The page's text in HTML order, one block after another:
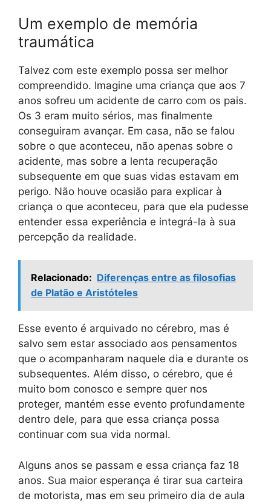
Um exemplo de memória
traumática
Talvez com este exemplo possa ser melhor
compreendido. Imagine uma criança que aos 7
anos sofreu um acidente de carro com os pais.
Os 3 eram muito sérios, mas finalmente
conseguiram avançar. Em casa, não se falou
sobre o que aconteceu, não apenas sobre o
acidente, mas sobre a lenta recuperação
subsequente em que suas vidas estavam em
perigo. Não houve ocasião para explicar à
criança o que aconteceu, para que ela pudesse
entender essa experiência e integrá-la à sua
percepção da realidade.
Relacionado: Diferenças entre as filosofias
de Platão e Aristóteles
Esse evento é arquivado no cérebro, mas é
salvo sem estar associado aos pensamentos
que o acompanharam naquele dia e durante os
subsequentes. Além disso, o cérebro, que é
muito bom conosco e sempre quer nos
proteger, mantém esse evento profundamente
dentro dele, para que essa criança possa
continuar com sua vida normal.
Alguns anos se passam e essa criança faz 18
anos. Sua maior esperança é tirar sua carteira
de motorista, mas em seu primeiro dia de aula